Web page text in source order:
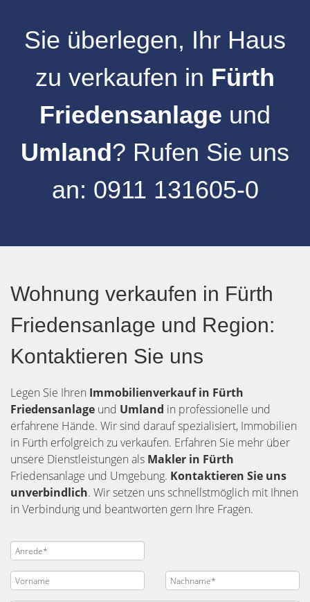
Sie überlegen, Ihr Haus
zu verkaufen in Fürth
Friedensanlage und
Umland? Rufen Sie uns
an: 0911 131605-0
Wohnung verkaufen in Fürth
Friedensanlage und Region:
Kontaktieren Sie uns
Legen Sie Ihren Immobilienverkauf in Fürth
Friedensanlage und Umland in professionelle und
erfahrene Hände. Wir sind darauf spezialisiert, Immobilien
in Fürth erfolgreich zu verkaufen. Erfahren Sie mehr über
unsere Dienstleistungen als Makler in Fürth
Friedensanlage und Umgebung. Kontaktieren Sie uns
unverbindlich. Wir setzen uns schnellstmöglich mit Ihnen
in Verbindung und beantworten gern Ihre Fragen.